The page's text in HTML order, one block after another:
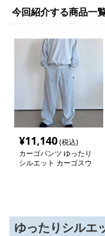
今回紹介する商品一
¥11,140(税込)
カーゴパンツ ゆったり
シルエット カーゴスウ
ゆったりシルエ